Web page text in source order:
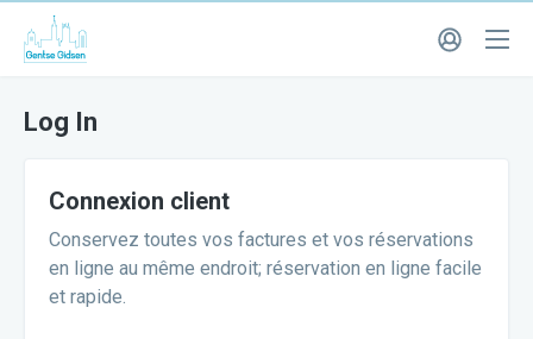
Log In
Connexion client
Conservez toutes vos factures et vos réservations
en ligne au même endroit; réservation en ligne facile
et rapide.